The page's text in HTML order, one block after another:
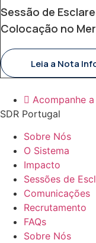
Sessão de
Colocação no
Leia a Nota
Acompanhe
SDR Portugal
Sobre Nós
O Sistema
Impacto
Sessões de
Comunicações
Recrutamento
FAQs
Sobre Nós